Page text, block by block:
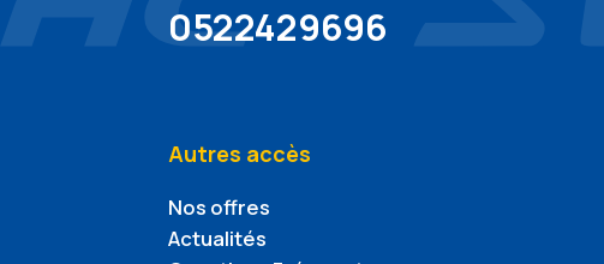
0522429696
Autres accès
Nos offres
Actualités